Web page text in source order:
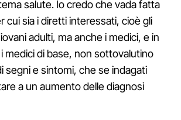
salute. Io credo che vada fatta
cui sia i diretti interessati, cioè gli
adulti, ma anche i medici, e in
medici di base, non sottovalutino
segni e sintomi, che se indagati
a un aumento delle diagnosi